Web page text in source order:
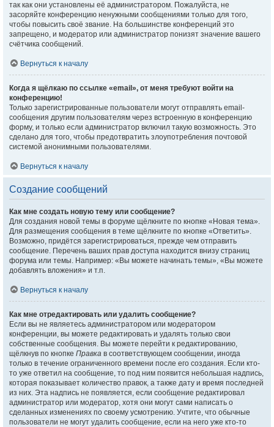
так как они установлены её администратором. Пожалуйста, не
засоряйте конференцию ненужными сообщениями только для того,
чтобы повысить своё звание. На большинстве конференций это
запрещено, и модератор или администратор понизят значение вашего
счётчика сообщений.
Вернуться к началу
Когда я щёлкаю по ссылке «email», от меня требуют войти на
конференцию!
Только зарегистрированные пользователи могут отправлять email-
сообщения другим пользователям через встроенную в конференцию
форму, и только если администратор включил такую возможность. Это
сделано для того, чтобы предотвратить злоупотребления почтовой
системой анонимными пользователями.
Вернуться к началу
Создание сообщений
Как мне создать новую тему или сообщение?
Для создания новой темы в форуме щёлкните по кнопке «Новая тема».
Для размещения сообщения в теме щёлкните по кнопке «Ответить».
Возможно, придётся зарегистрироваться, прежде чем отправить
сообщение. Перечень ваших прав доступа находится внизу страниц
форума или темы. Например: «Вы можете начинать темы», «Вы можете
добавлять вложения» и т.п.
Вернуться к началу
Как мне отредактировать или удалить сообщение?
Если вы не являетесь администратором или модератором
конференции, вы можете редактировать и удалять только свои
собственные сообщения. Вы можете перейти к редактированию,
щёлкнув по кнопке Правка в соответствующем сообщении, иногда
только в течение ограниченного времени после его создания. Если кто-
то уже ответил на сообщение, то под ним появится небольшая надпись,
которая показывает количество правок, а также дату и время последней
из них. Эта надпись не появляется, если сообщение редактировал
администратор или модератор, хотя они могут сами написать о
сделанных изменениях по своему усмотрению. Учтите, что обычные
пользователи не могут удалить сообщение, если на него уже кто-то